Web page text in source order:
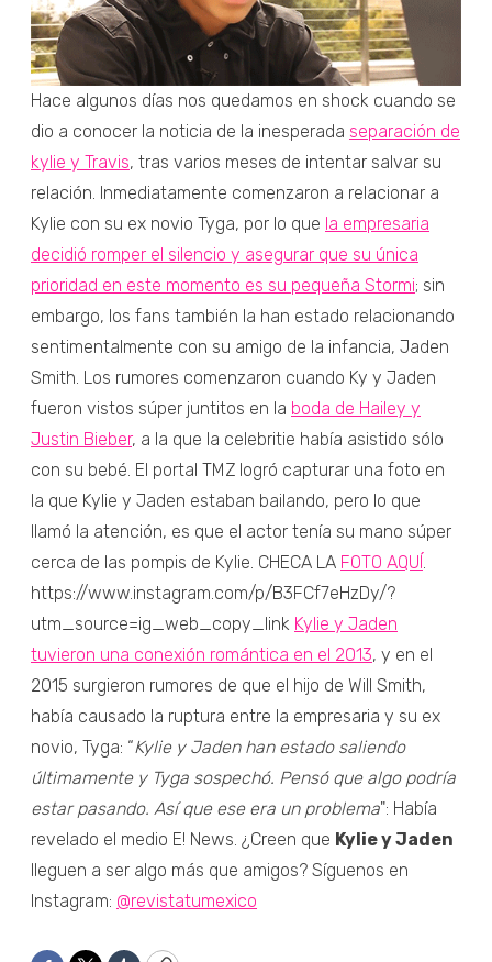
Hace algunos días nos quedamos en shock cuando se
dio a conocer la noticia de la inesperada separación de
kylie y Travis, tras varios meses de intentar salvar su
relación. Inmediatamente comenzaron a relacionar a
Kylie con su ex novio Tyga, por lo que la empresaria
decidió romper el silencio y asegurar que su única
prioridad en este momento es su pequeña Stormi; sin
embargo, los fans también la han estado relacionando
sentimentalmente con su amigo de la infancia, Jaden
Smith. Los rumores comenzaron cuando Ky y Jaden
fueron vistos súper juntitos en la boda de Hailey y
Justin Bieber, a la que la celebritie había asistido sólo
con su bebé. El portal TMZ logró capturar una foto en
la que Kylie y Jaden estaban bailando, pero lo que
llamó la atención, es que el actor tenía su mano súper
cerca de las pompis de Kylie. CHECA LA FOTO AQUÍ.
https://www.instagram.com/p/B3FCf7eHzDy/?
utm_source=ig_web_copy_link Kylie y Jaden
tuvieron una conexión romántica en el 2013, y en el
2015 surgieron rumores de que el hijo de Will Smith,
había causado la ruptura entre la empresaria y su ex
novio, Tyga: “Kylie y Jaden han estado saliendo
últimamente y Tyga sospechó. Pensó que algo podría
estar pasando. Así que ese era un problema": Había
revelado el medio E! News. ¿Creen que Kylie y Jaden
lleguen a ser algo más que amigos? Síguenos en
Instagram: @revistatumexico